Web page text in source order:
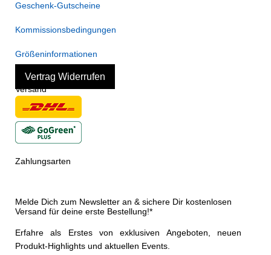
Geschenk-Gutscheine
Kommissionsbedingungen
Größeninformationen
Vertrag Widerrufen
Versand
Zahlungsarten
Melde Dich zum Newsletter an & sichere Dir kostenlosen
Versand für deine erste Bestellung!*
Erfahre als Erstes von exklusiven Angeboten, neuen
Produkt-Highlights und aktuellen Events.